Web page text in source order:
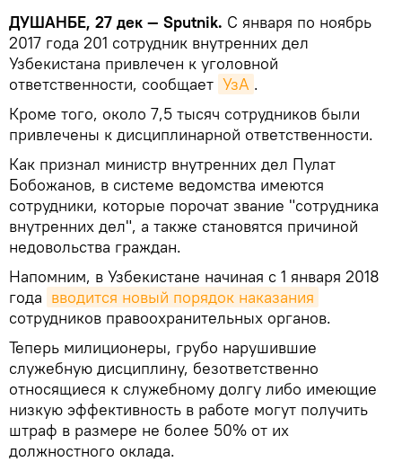
ДУШАНБЕ, 27 дек — Sputnik. С января по ноябрь
2017 года 201 сотрудник внутренних дел
Узбекистана привлечен к уголовной
ответственности, сообщает УзА .
Кроме того, около 7,5 тысяч сотрудников были
привлечены к дисциплинарной ответственности.
Как признал министр внутренних дел Пулат
Бобожанов, в системе ведомства имеются
сотрудники, которые порочат звание "сотрудника
внутренних дел", а также становятся причиной
недовольства граждан.
Напомним, в Узбекистане начиная с 1 января 2018
года вводится новый порядок наказания
сотрудников правоохранительных органов.
Теперь милиционеры, грубо нарушившие
служебную дисциплину, безответственно
относящиеся к служебному долгу либо имеющие
низкую эффективность в работе могут получить
штраф в размере не более 50% от их
должностного оклада.